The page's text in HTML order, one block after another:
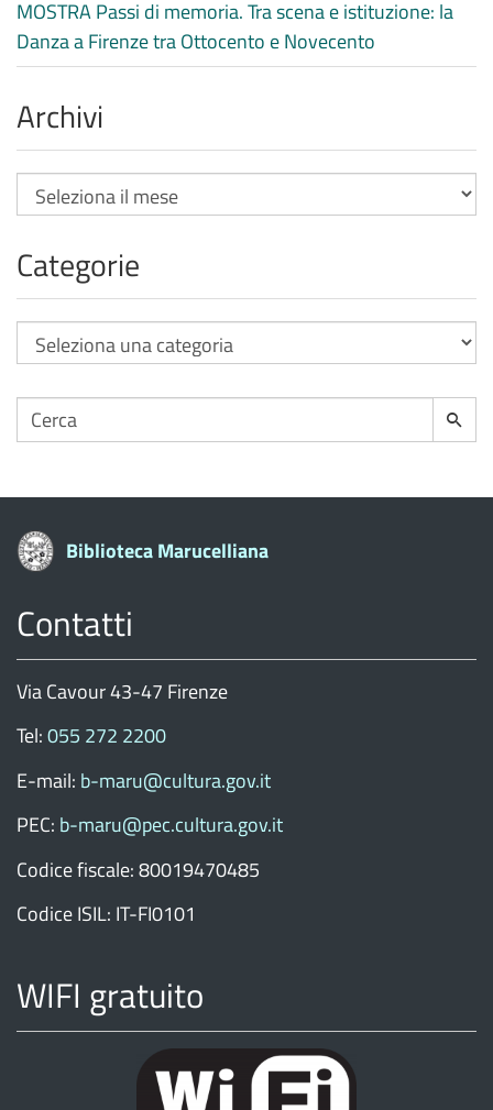
MOSTRA Passi di memoria. Tra scena e istituzione: la
Danza a Firenze tra Ottocento e Novecento
Archivi
Categorie
Categorie
Cerca
per:
Cerca
Biblioteca Marucelliana
Contatti
Via Cavour 43-47 Firenze
Tel:055 272 2200
E-mail: b-maru@cultura.gov.it
PEC: b-maru@pec.cultura.gov.it
Codice fiscale: 80019470485
Codice ISIL: IT-FI0101
WIFI gratuito